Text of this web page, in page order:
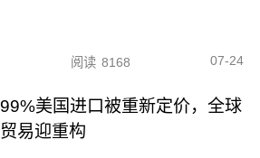
阅读 8168 07-24
99%美国进口被重新定价，全球
贸易迎重构